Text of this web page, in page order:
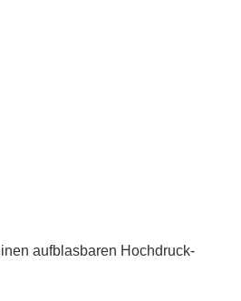
aufblasbaren Hochdruck-